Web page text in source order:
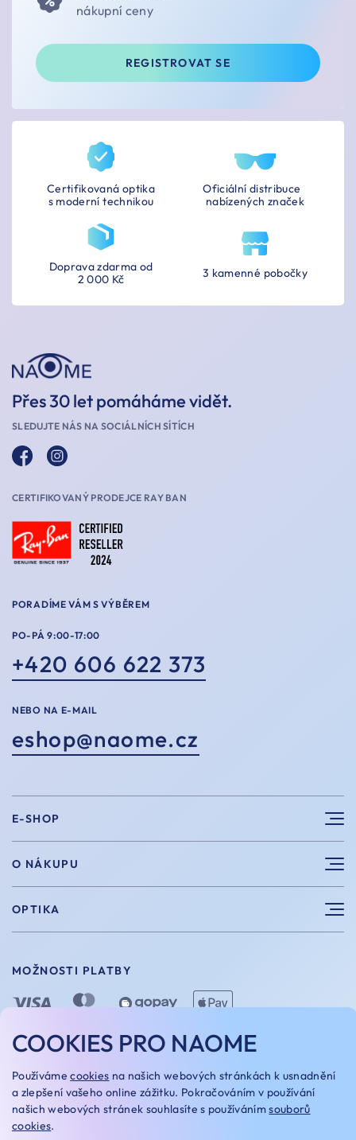
nákupní ceny
REGISTROVAT SE
Certifikovaná optika
s moderní technikou
Oficiální distribuce
nabízených značek
3 kamenné pobočky
Doprava zdarma od
2 000 Kč
Přes 30 let pomáháme vidět.
SLEDUJTE NÁS NA SOCIÁLNÍCH SÍTÍCH
CERTIFIKOVANÝ PRODEJCE RAY BAN
PORADÍME VÁM S VÝBĚREM
PO-PÁ 9:00-17:00
+420 606 622 373
NEBO NA E-MAIL
eshop@naome.cz
E-SHOP
Sluneční brýle
Sportovní brýle
Vintage brýle
Doplňky
Dárkové poukazy
O NÁKUPU
Výhody nákupu u nás
Velikosti
Vrácení a výměna
Doprava a platba
Naome+
OPTIKA
O nás
Naše optiky
Kariera
MOŽNOSTI PLATBY
MOŽNOSTI DOPRAVY
COOKIES PRO NAOME
Používámecookies na našich webových stránkách k usnadnění
a zlepšení vašeho online zážitku. Pokračováním v používání
našich webových stránek souhlasíte s používánímsouborů
cookies.